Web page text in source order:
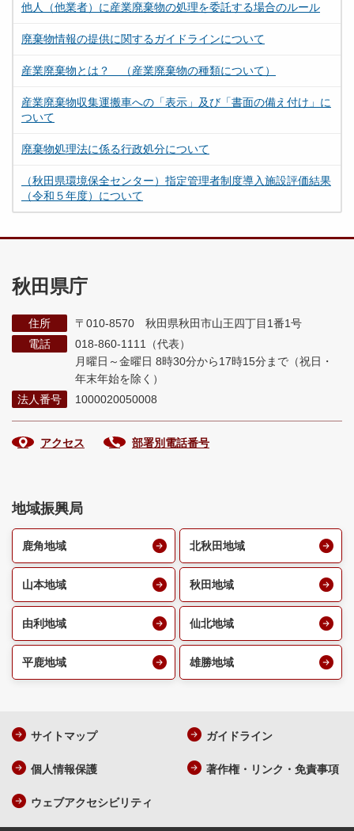
他人（他業者）に産業廃棄物の処理を委託する場合のルール
廃棄物情報の提供に関するガイドラインについて
産業廃棄物とは？ （産業廃棄物の種類について）
産業廃棄物収集運搬車への「表示」及び「書面の備え付け」に
ついて
廃棄物処理法に係る行政処分について
（秋田県環境保全センター）指定管理者制度導入施設評価結果
（令和５年度）について
秋田県庁
住所
〒010-8570 秋田県秋田市山王四丁目1番1号
電話
018-860-1111（代表）
月曜日～金曜日 8時30分から17時15分まで （祝日・
年末年始を除く）
法人番号
1000020050008
アクセス 部署別電話番号
地域振興局
鹿角地域 北秋田地域
山本地域 秋田地域
由利地域 仙北地域
平鹿地域 雄勝地域
サイトマップ ガイドライン
個人情報保護 著作権・リンク・免責事項
ウェブアクセシビリティ